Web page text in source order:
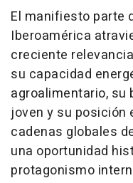
El manifiesto parte
Iberoamérica
creciente
su capacidad
agroalimentario, su
joven y su posición
cadenas globales
una oportunidad
protagonismo